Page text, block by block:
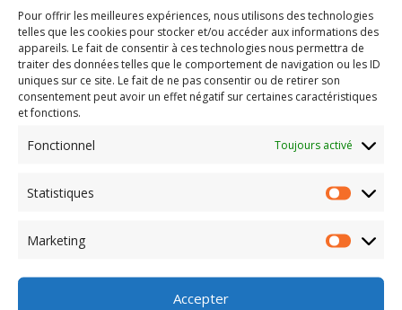
Pour offrir les meilleures expériences, nous utilisons des technologies
telles que les cookies pour stocker et/ou accéder aux informations des
appareils. Le fait de consentir à ces technologies nous permettra de
traiter des données telles que le comportement de navigation ou les ID
uniques sur ce site. Le fait de ne pas consentir ou de retirer son
consentement peut avoir un effet négatif sur certaines caractéristiques
et fonctions.
Fonctionnel Toujours activé
Statistiques
Marketing
Accepter
personnalisé, leur redonner confiance, valoriser leurs
compétences.
L’intérêt suscité auprès des candidats a confirmé la
pertinence de notre démarche. Les échanges avec les
offreurs de services ont été très encourageants,
mettant en avant la complémentarité de nos actions,
accompagnement.
opportunité, nous poursuivons notre engagement pour
démontrer que l’expérience constitue un véritable levier
Un grand merci à l’équipe de Impulsions Métropole Sud
et Compétences et Emplois pour leur accueil, leur